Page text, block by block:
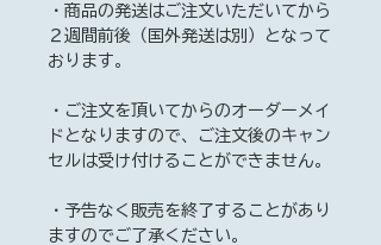
・商品の発送はご注文いただいてから
２週間前後（国外発送は別）となって
おります。
・ご注文を頂いてからのオーダーメイ
ドとなりますので、ご注文後のキャン
セルは受け付けることができません。
・予告なく販売を終了することがあり
ますのでご了承ください。